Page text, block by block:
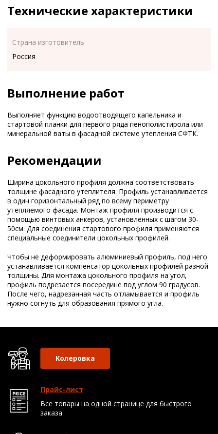
Технические характеристики
Страна изготовитель
Россия
Выполнение работ
Выполняет функцию водоотводящего капельника и
стартовой планки для первого ряда пенополистирола или
минеральной ваты в фасадной системе утепления СФТК.
Рекомендации
Ширина цокольного профиля должна соответствовать
толщине фасадного утеплителя. Профиль устанавливается
в один горизонтальный ряд по всему периметру
утепляемого фасада. Монтаж профиля производится с
помощью винтовых анкеров, установленных с шагом 30-
50см. Для соединения стартового профиля применяются
специальные соединители цокольных профилей.
Чтобы не деформировать алюминиевый профиль, под него
устанавливается компенсатор цокольных профилей разной
толщины. Для монтажа цокольного профиля на угол,
профиль подрезается посередине под углом 90 градусов.
После чего, надрезанная часть отламывается и профиль
нужно согнуть для образования прямого угла.
Колеровка
Прайс-лист
Все товары на одной странице для быстрого
заказа